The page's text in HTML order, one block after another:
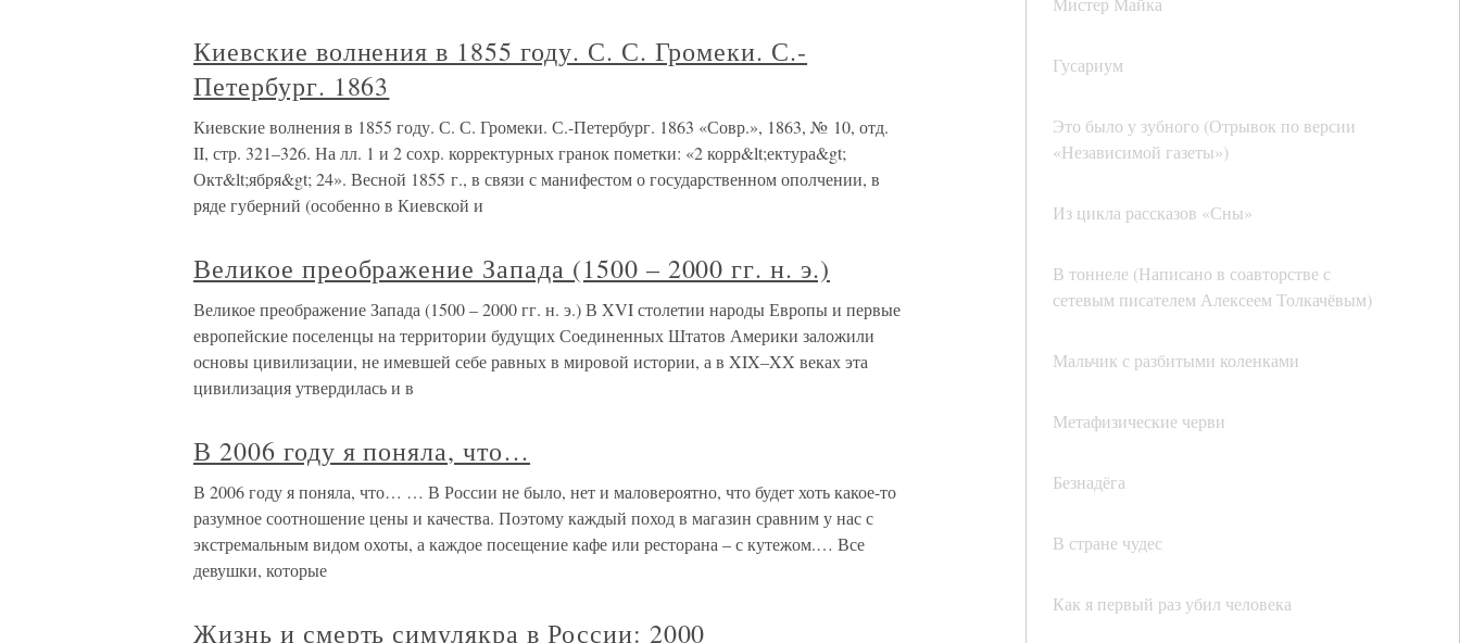
Гусариум
Это было у зубного (Отрывок по версии
«Независимой газеты»)
Из цикла рассказов «Сны»
В тоннеле (Написано в соавторстве с
сетевым писателем Алексеем Толкачёвым)
Мальчик с разбитыми коленками
Метафизические черви
Безнадёга
В стране чудес
Как я первый раз убил человека
Киевские волнения в 1855 году. С. С. Громеки. С.-
Петербург. 1863
Киевские волнения в 1855 году. С. С. Громеки. С.-Петербург. 1863 «Совр.», 1863, № 10, отд.
II, стр. 321–326. На лл. 1 и 2 сохр. корректурных гранок пометки: «2 корр&lt;ектура&gt;
Окт&lt;ября&gt; 24». Весной 1855 г., в связи с манифестом о государственном ополчении, в
ряде губерний (особенно в Киевской и
Великое преображение Запада (1500 – 2000 гг. н. э.)
Великое преображение Запада (1500 – 2000 гг. н. э.) В XVI столетии народы Европы и первые
европейские поселенцы на территории будущих Соединенных Штатов Америки заложили
основы цивилизации, не имевшей себе равных в мировой истории, а в XIX–XX веках эта
цивилизация утвердилась и в
В 2006 году я поняла, что…
В 2006 году я поняла, что… … В России не было, нет и маловероятно, что будет хоть какое-то
разумное соотношение цены и качества. Поэтому каждый поход в магазин сравним у нас с
экстремальным видом охоты, а каждое посещение кафе или ресторана – с кутежом.… Все
девушки, которые
Жизнь и смерть симулякра в России: 2000